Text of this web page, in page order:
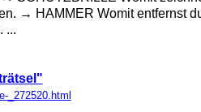
→ HAMMER Womit entfernst
...
_272520.html